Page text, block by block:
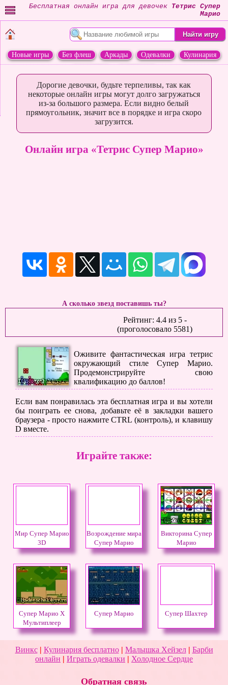
Бесплатная онлайн игра для девочек Тетрис Супер
Марио
Новые игры Без флеш Аркады Одевалки
Кулинария
Дорогие девочки, будьте терпеливы, так как
некоторые онлайн игры могут долго загружаться
из-за большого размера. Если видно белый
прямоугольник, значит все в порядке и игра скоро
загрузится.
Онлайн игра «Тетрис Супер Марио»
А сколько звезд поставишь ты?
Рейтинг: 4.4из 5-
(проголосовало 5581)
Оживите фантастическая игра тетрис
окружающий стиле Супер Марио.
Продемонстрируйте свою
квалификацию до баллов!
Если вам понравилась эта бесплатная игра и вы хотели
бы поиграть ее снова, добавьте её в закладки вашего
браузера - просто нажмите CTRL (контроль), и клавишу
D вместе.
Играйте также:
Мир Супер Марио
3D
Возрождение мира
Супер Марио
Викторина Супер
Марио
Супер Марио X
Мультиплеер
Супер Марио Супер Шахтер
Винкс| Кулинария бесплатно| Малышка Хейзел| Барби
онлайн | Играть одевалки | Холодное Сердце
Обратная связь